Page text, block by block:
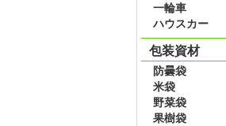
一輪車
ハウスカー
包装資材
防曇袋
米袋
野菜袋
果樹袋